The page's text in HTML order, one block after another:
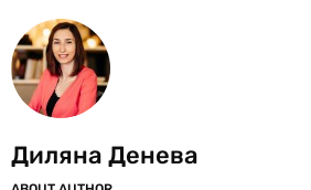
Диляна Денева